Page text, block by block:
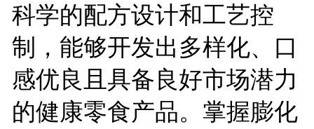
科学的配方设计和工艺控
制，能够开发出多样化、口
感优良且具备良好市场潜力
的健康零食产品。掌握膨化